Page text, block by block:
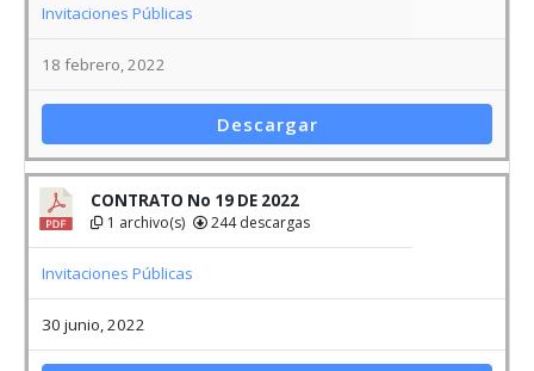
Invitaciones Públicas
18 febrero, 2022
Descargar
CONTRATO No 19 DE 2022
1 archivo(s) 244 descargas
Invitaciones Públicas
30 junio, 2022